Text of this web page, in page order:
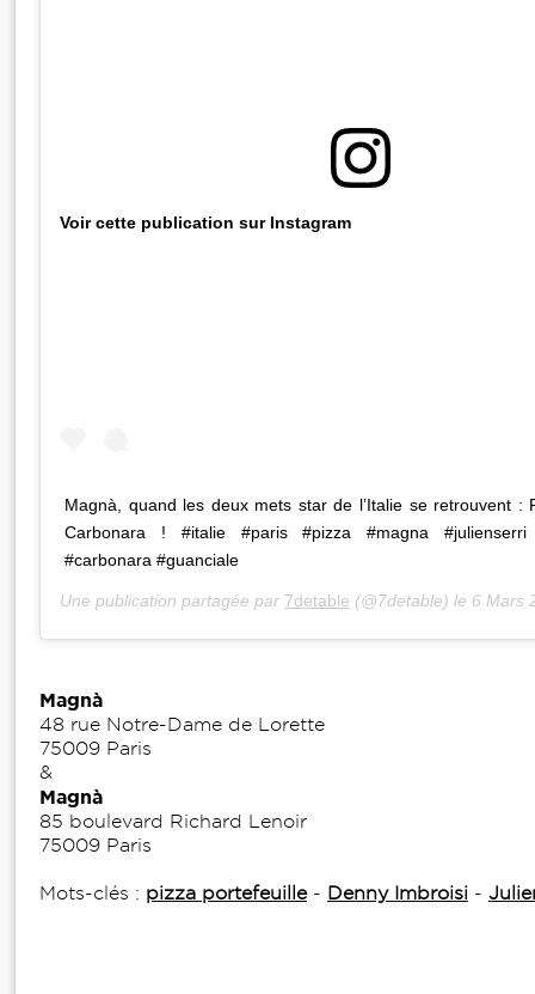
Voir cette publication sur Instagram
Magnà, quand les deux mets star de l’Italie se retrouvent :
Carbonara ! #italie #paris #pizza #magna #julienserri
#carbonara #guanciale
Une publication partagée par 7detable (@7detable) le 6 Mars
Magnà
48 rue Notre-Dame de Lorette
75009 Paris
&
Magnà
85 boulevard Richard Lenoir
75009 Paris
Mots-clés : pizza portefeuille- Denny Imbroisi -